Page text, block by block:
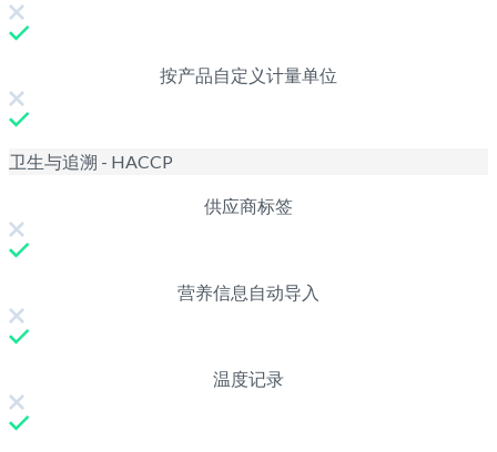
按产品自定义计量单位
卫生与追溯 - HACCP
供应商标签
营养信息自动导入
温度记录